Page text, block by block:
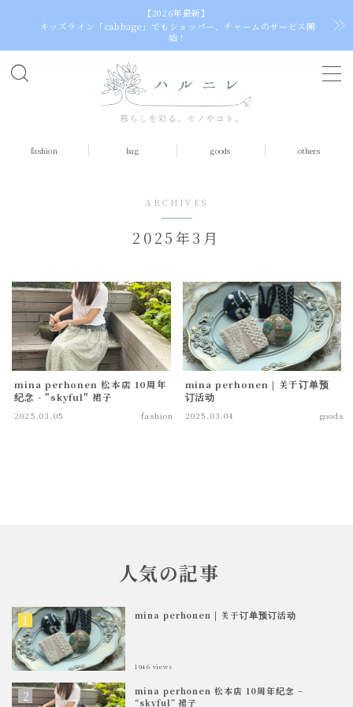
【2026年最新】
キッズライン「cabbage」でもショッパー、チャームのサービス開
始！
言fashion bag goods others
ARCHIVES
2025年3月
mina perhonen 松本店 10周年
纪念 - "skyful" 裙子
2025.03.05 fashion
mina perhonen | 关于订单预
订活动
2025.03.04 goods
人気の記事
mina perhonen | 关于订单预订活动
1946 views
mina perhonen 松本店 10周年纪念 –
“skyful” 裙子